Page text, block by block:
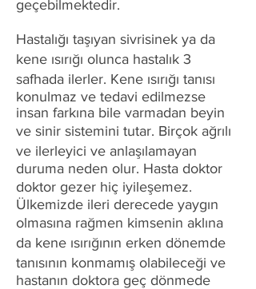
geçebilmektedir.
Hastalığı taşıyan sivrisinek ya da
kene ısırığı olunca hastalık 3
safhada ilerler. Kene ısırığı tanısı
konulmaz ve tedavi edilmezse
insan farkına bile varmadan beyin
ve sinir sistemini tutar. Birçok ağrılı
ve ilerleyici ve anlaşılamayan
duruma neden olur. Hasta doktor
doktor gezer hiç iyileşemez.
Ülkemizde ileri derecede yaygın
olmasına rağmen kimsenin aklına
da kene ısırığının erken dönemde
tanısının konmamış olabileceği ve
hastanın doktora geç dönmede